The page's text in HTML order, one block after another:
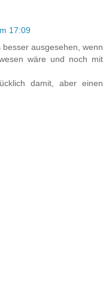
17:09
ausgesehen, wenn
wäre und noch mit
damit, aber einen